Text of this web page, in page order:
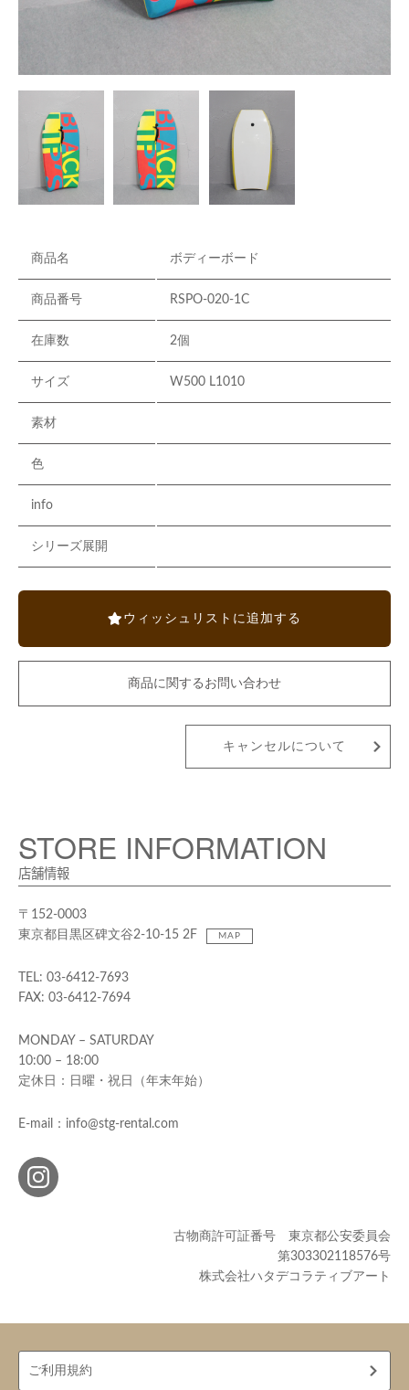
商品名 ボディーボード
商品番号 RSPO-020-1C
在庫数 2個
サイズ W500 L1010
素材
色
info
シリーズ展開
ウィッシュリストに追加する
商品に関するお問い合わせ
キャンセルについて
STORE INFORMATION
店舗情報
〒152-0003
東京都目黒区碑文谷2-10-15 2F
MAP
TEL: 03-6412-7693
FAX: 03-6412-7694
MONDAY – SATURDAY
10:00 – 18:00
定休日：日曜・祝日（年末年始）
E-mail：info@stg-rental.com
古物商許可証番号 東京都公安委員会
第303302118576号
株式会社ハタデコラティブアート
ご利用規約